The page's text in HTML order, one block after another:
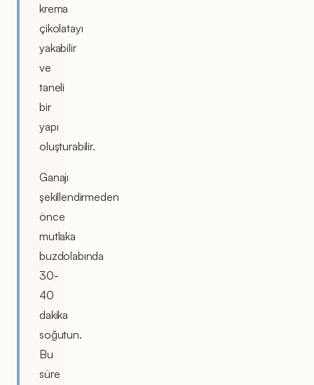
krema
çikolatayı
yakabilir
ve
taneli
bir
yapı
oluşturabilir.
Ganajı
şekillendirmeden
önce
mutlaka
buzdolabında
30-
40
dakika
soğutun.
Bu
süre